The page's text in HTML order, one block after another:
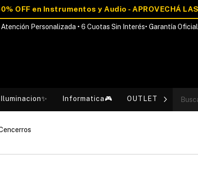
Atención Personalizada • 6 Cuotas Sin Interés• Garantía Oficial
Iluminacion✨ Informatica🎮 OUTLET💰 Blog